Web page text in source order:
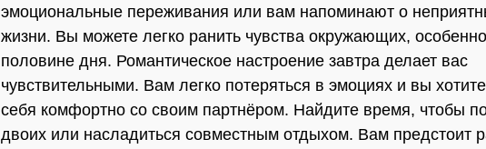
эмоциональные переживания или вам напоминают о
жизни. Вы можете легко ранить чувства окружающих,
половине дня. Романтическое настроение завтра делает вас
чувствительными. Вам легко потеряться в эмоциях и вы
себя комфортно со своим партнёром. Найдите время, чтобы
двоих или насладиться совместным отдыхом. Вам предстоит